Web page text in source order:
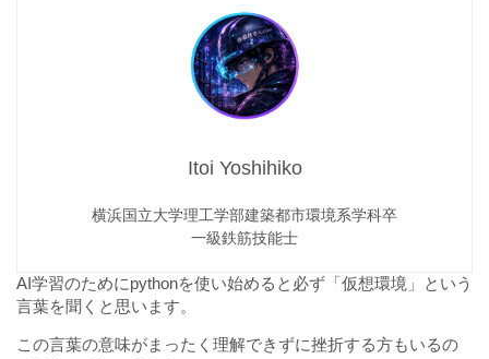
Itoi Yoshihiko
横浜国立大学理工学部建築都市環境系学科卒
一級鉄筋技能士
AI学習のためにpythonを使い始めると必ず「仮想環境」という
言葉を聞くと思います。
この言葉の意味がまったく理解できずに挫折する方もいるの